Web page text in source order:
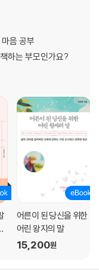
다
운 일
습니다
을 해냅니다
’
을 쓰게 됩니다
음 공부
하는 부모인가요?
어른이 된 당신을 위한
어린 왕자의 말
15,200원